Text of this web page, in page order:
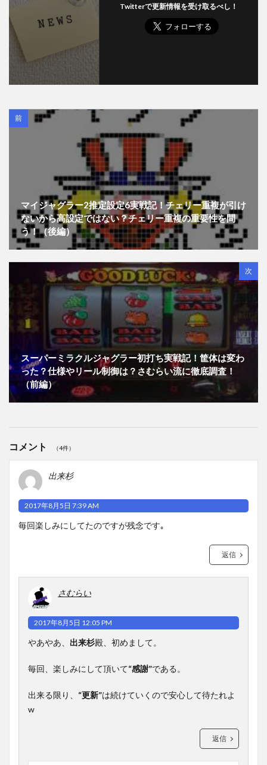
Twitterで更新情報を受け取るべし！
前
マイジャグラー2推定設定6実戦記！チェリー重複が引け
ないから高設定ではない？チェリー重複の重要性を問
う！（後編）
次
スーパーミラクルジャグラー初打ち実戦記！筐体は変わ
った？仕様やリール制御は？さむらい流に徹底調査！
（前編）
コメント （4件）
出来杉
2017年8月5日 7:39 AM
毎回楽しみにしてたのですが残念です｡
返信
さむらい
2017年8月5日 12:05 PM
やあやあ、 出来杉殿、初めまして。
毎回、楽しみにして頂いて“感謝”である。
出来る限り、 “更新”は続けていくので安心して待たれよ
w
返信